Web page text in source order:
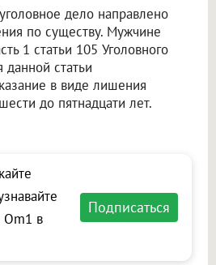
дело направлено
по существу. Мужчине
1 статьи 105 Уголовного
статьи
в виде лишения
до пятнадцати лет.
в
Подписаться